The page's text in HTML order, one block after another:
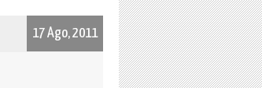
17 Ago, 2011